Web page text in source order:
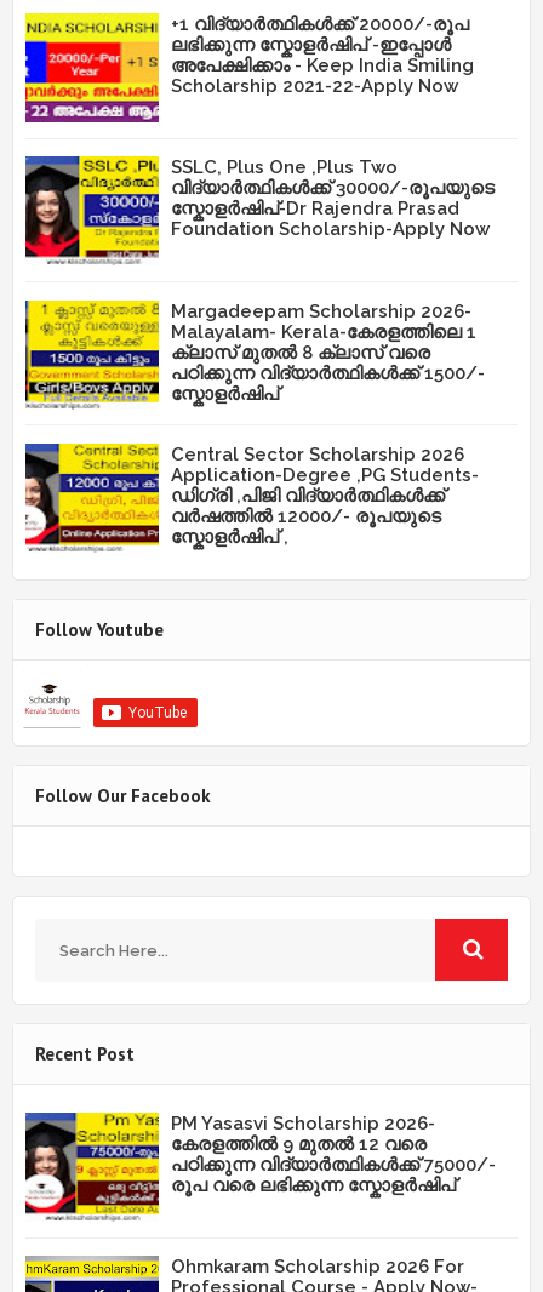
+1 വിദ്യാർത്ഥികൾക്ക് 20000/-രൂപ
ലഭിക്കുന്ന സ്കോളർഷിപ് -ഇപ്പോൾ
അപേക്ഷിക്കാം - Keep India Smiling
Scholarship 2021-22-Apply Now
SSLC, Plus One ,Plus Two
വിദ്യാർത്ഥികൾക്ക് 30000/-രൂപയുടെ
സ്കോളർഷിപ്-Dr Rajendra Prasad
Foundation Scholarship-Apply Now
Margadeepam Scholarship 2026-
Malayalam- Kerala-കേരളത്തിലെ 1
ക്ലാസ് മുതൽ 8 ക്ലാസ് വരെ
പഠിക്കുന്ന വിദ്യാർത്ഥികൾക്ക് 1500/-
സ്കോളർഷിപ്
Central Sector Scholarship 2026
Application-Degree ,PG Students-
ഡിഗ്രി ,പിജി വിദ്യാർത്ഥികൾക്ക്
വർഷത്തിൽ 12000/- രൂപയുടെ
സ്കോളർഷിപ് ,
Follow Youtube
Follow Our Facebook
Recent Post
PM Yasasvi Scholarship 2026-
കേരളത്തിൽ 9 മുതൽ 12 വരെ
പഠിക്കുന്ന വിദ്യാർത്ഥികൾക്ക് 75000/-
രൂപ വരെ ലഭിക്കുന്ന സ്കോളർഷിപ്
Ohmkaram Scholarship 2026 For
Professional Course - Apply Now-